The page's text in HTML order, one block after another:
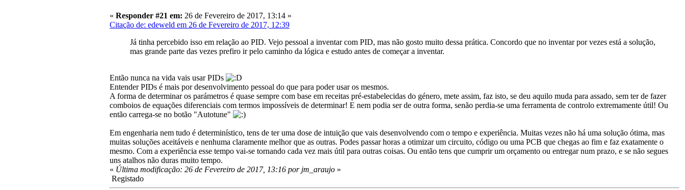
« Responder #21 em: 26 de Fevereiro de 2017, 13:14 »
Citação de: edeweld em 26 de Fevereiro de 2017, 12:39
Já tinha percebido isso em relação ao PID. Vejo pessoal a inventar com PID, mas não gosto muito dessa prática. Concordo que no inventar por vezes está a solução,
mas grande parte das vezes prefiro ir pelo caminho da lógica e estudo antes de começar a inventar.
Então nunca na vida vais usar PIDs
Entender PIDs é mais por desenvolvimento pessoal do que para poder usar os mesmos.
A forma de determinar os parámetros é quase sempre com base em receitas pré-estabelecidas do género, mete assim, faz isto, se deu aquilo muda para assado, sem ter de fazer
comboios de equações diferenciais com termos impossíveis de determinar! E nem podia ser de outra forma, senão perdia-se uma ferramenta de controlo extremamente útil! Ou
então carrega-se no botão "Autotune"
Em engenharia nem tudo é determinístico, tens de ter uma dose de intuição que vais desenvolvendo com o tempo e experiência. Muitas vezes não há uma solução ótima, mas
muitas soluções aceitáveis e nenhuma claramente melhor que as outras. Podes passar horas a otimizar um circuito, código ou uma PCB que chegas ao fim e faz exatamente o
mesmo. Com a experiência esse tempo vai-se tornando cada vez mais útil para outras coisas. Ou então tens que cumprir um orçamento ou entregar num prazo, e se não segues
uns atalhos não duras muito tempo.
« Última modificação: 26 de Fevereiro de 2017, 13:16 por jm_araujo »
Registado